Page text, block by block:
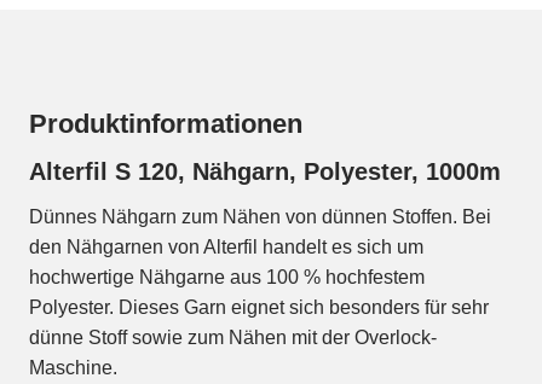
Produktinformationen
Alterfil S 120, Nähgarn, Polyester, 1000m
Dünnes Nähgarn zum Nähen von dünnen Stoffen. Bei
den Nähgarnen von Alterfil handelt es sich um
hochwertige Nähgarne aus 100 % hochfestem
Polyester. Dieses Garn eignet sich besonders für sehr
dünne Stoff sowie zum Nähen mit der Overlock-
Maschine.